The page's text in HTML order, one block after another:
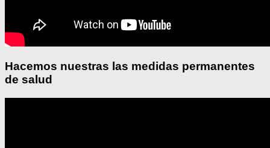
Hacemos nuestras las medidas permanentes
de salud